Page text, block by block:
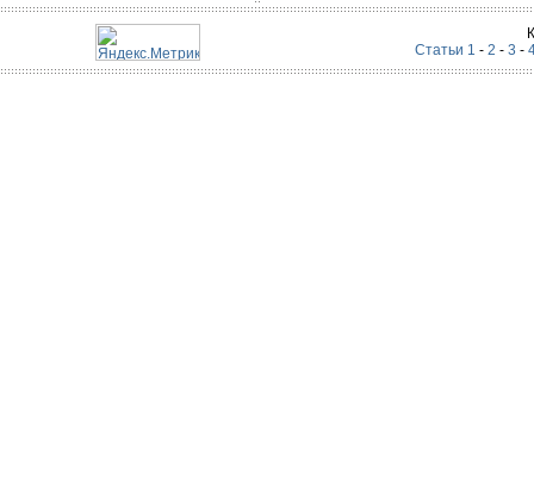
Статьи 1 - 2 - 3 -